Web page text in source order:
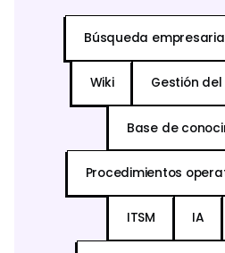
Búsqueda
Wiki Gestión
Base de
Procedimientos
ITSM IA